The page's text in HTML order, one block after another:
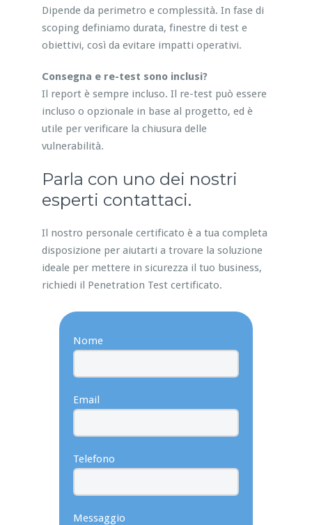
Dipende da perimetro e complessità. In fase di
scoping definiamo durata, finestre di test e
obiettivi, così da evitare impatti operativi.
Consegna e re-test sono inclusi?
Il report è sempre incluso. Il re-test può essere
incluso o opzionale in base al progetto, ed è
utile per verificare la chiusura delle
vulnerabilità.
Parla con uno dei nostri
esperti contattaci.
Il nostro personale certificato è a tua completa
disposizione per aiutarti a trovare la soluzione
ideale per mettere in sicurezza il tuo business,
richiedi il Penetration Test certificato.
Nome
Email
Telefono
Messaggio